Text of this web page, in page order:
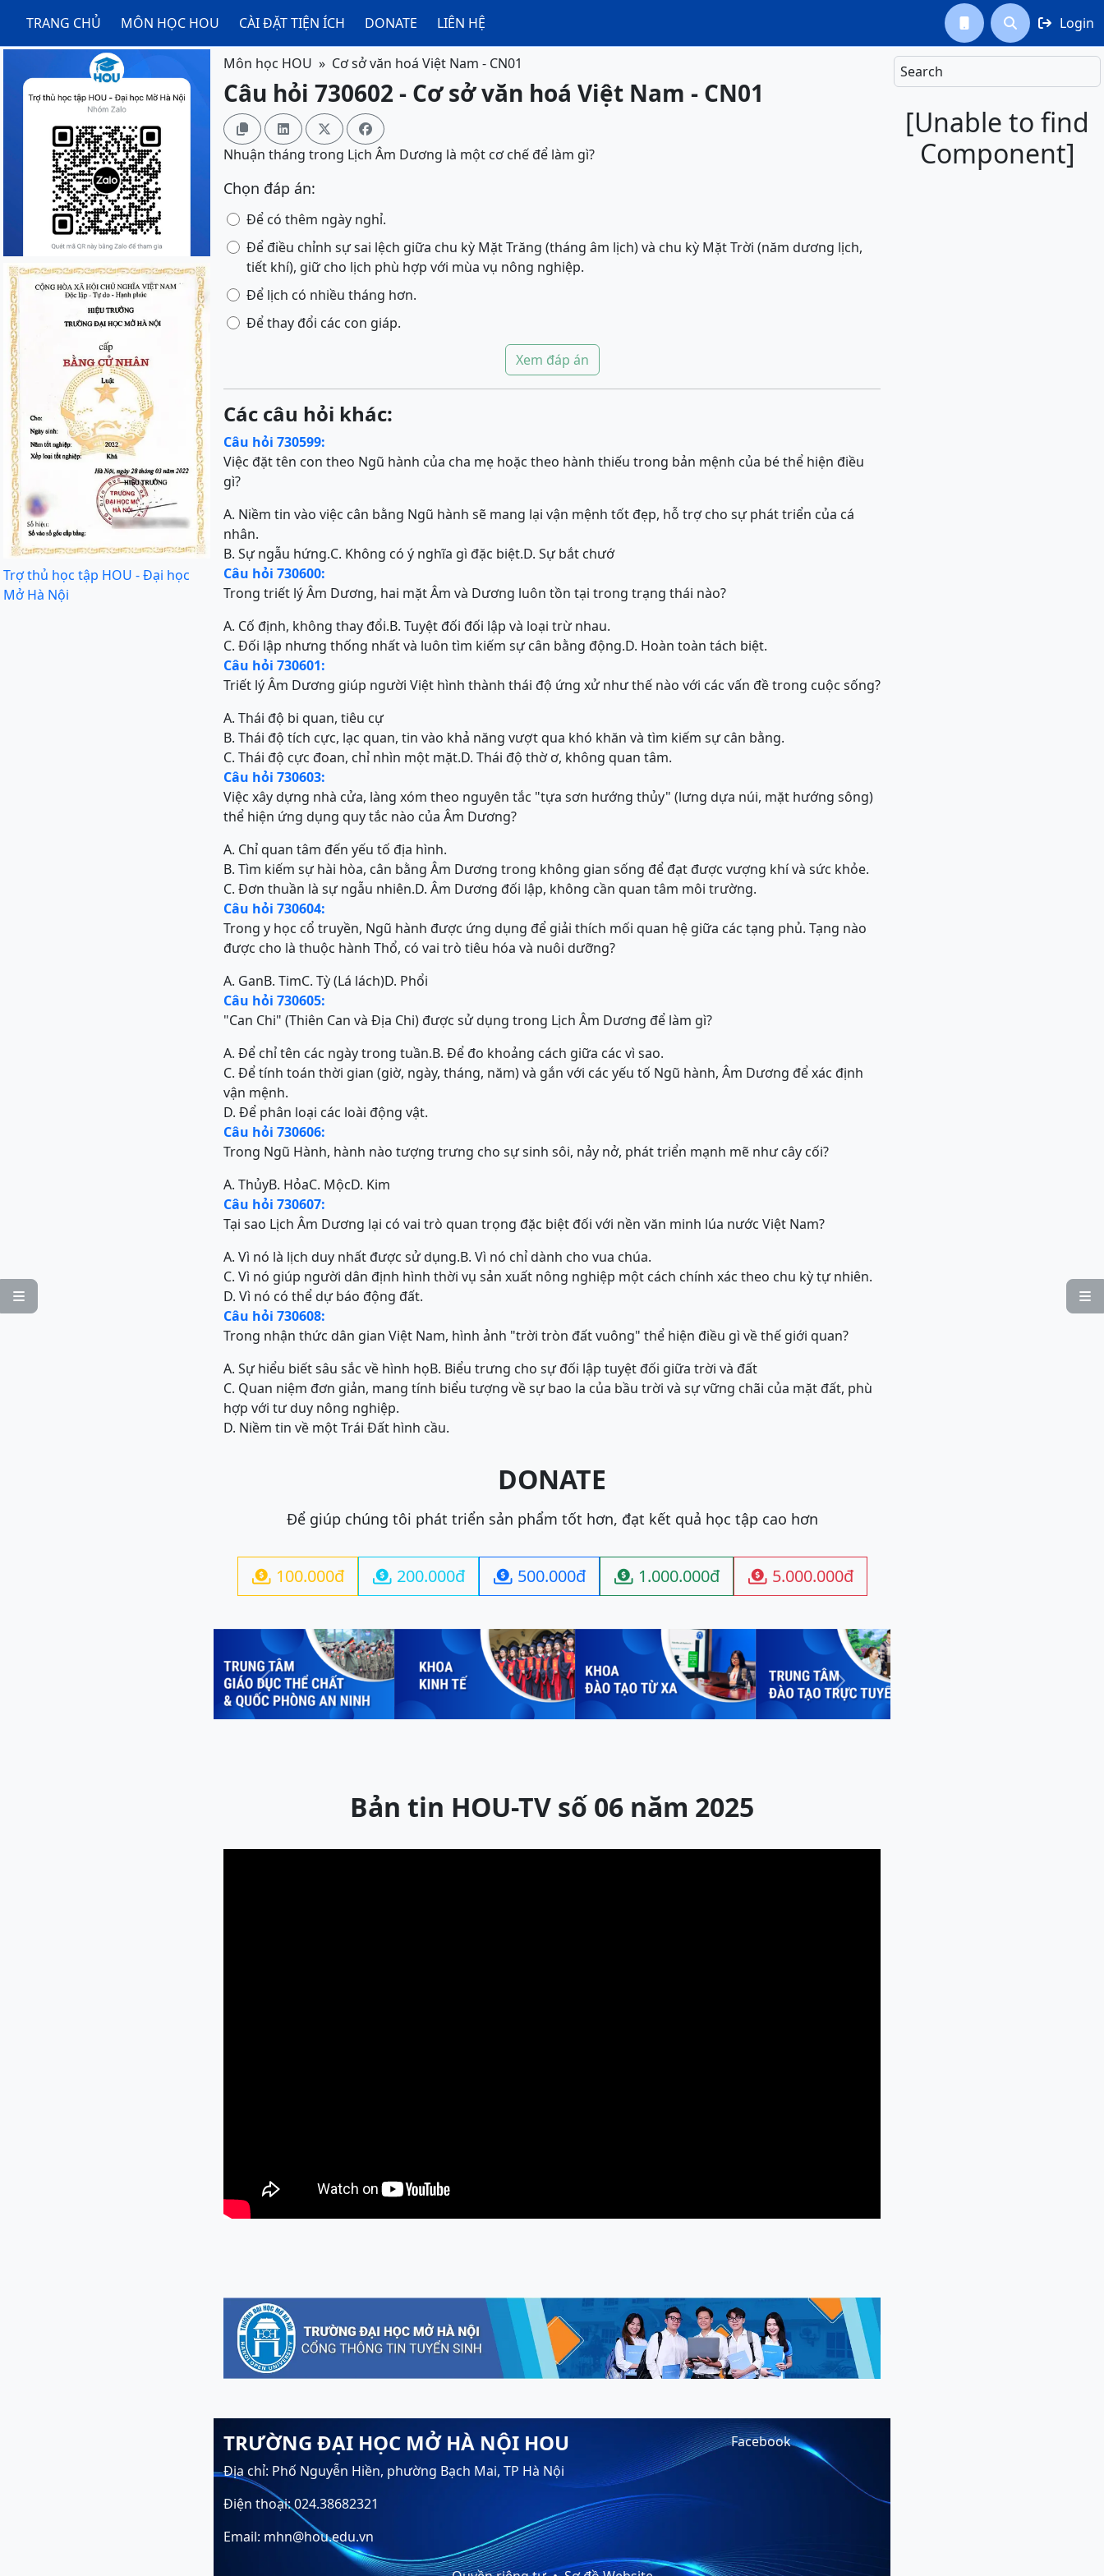
TRANG CHỦ MÔN HỌC HOU CÀI ĐẶT TIỆN ÍCH DONATE LIÊN HỆ   Login

Search
[Unable to find
Component]

Trợ thủ học tập HOU - Đại học
Mở Hà Nội
Môn học HOU Cơ sở văn hoá Việt Nam - CN01
Câu hỏi 730602 - Cơ sở văn hoá Việt Nam - CN01
   
Nhuận tháng trong Lịch Âm Dương là một cơ chế để làm gì?
Chọn đáp án:
Để có thêm ngày nghỉ.
Để điều chỉnh sự sai lệch giữa chu kỳ Mặt Trăng (tháng âm lịch) và chu kỳ Mặt Trời (năm dương lịch,
tiết khí), giữ cho lịch phù hợp với mùa vụ nông nghiệp.
Để lịch có nhiều tháng hơn.
Để thay đổi các con giáp.
Xem đáp án
Các câu hỏi khác:
Câu hỏi 730599:
Việc đặt tên con theo Ngũ hành của cha mẹ hoặc theo hành thiếu trong bản mệnh của bé thể hiện điều
gì?
A. Niềm tin vào việc cân bằng Ngũ hành sẽ mang lại vận mệnh tốt đẹp, hỗ trợ cho sự phát triển của cá
nhân.
B. Sự ngẫu hứng.C. Không có ý nghĩa gì đặc biệt.D. Sự bắt chướ
Câu hỏi 730600:
Trong triết lý Âm Dương, hai mặt Âm và Dương luôn tồn tại trong trạng thái nào?
A. Cố định, không thay đổi.B. Tuyệt đối đối lập và loại trừ nhau.
C. Đối lập nhưng thống nhất và luôn tìm kiếm sự cân bằng động.D. Hoàn toàn tách biệt.
Câu hỏi 730601:
Triết lý Âm Dương giúp người Việt hình thành thái độ ứng xử như thế nào với các vấn đề trong cuộc sống?
A. Thái độ bi quan, tiêu cự
B. Thái độ tích cực, lạc quan, tin vào khả năng vượt qua khó khăn và tìm kiếm sự cân bằng.
C. Thái độ cực đoan, chỉ nhìn một mặt.D. Thái độ thờ ơ, không quan tâm.
Câu hỏi 730603:
Việc xây dựng nhà cửa, làng xóm theo nguyên tắc "tựa sơn hướng thủy" (lưng dựa núi, mặt hướng sông)
thể hiện ứng dụng quy tắc nào của Âm Dương?
A. Chỉ quan tâm đến yếu tố địa hình.
B. Tìm kiếm sự hài hòa, cân bằng Âm Dương trong không gian sống để đạt được vượng khí và sức khỏe.
C. Đơn thuần là sự ngẫu nhiên.D. Âm Dương đối lập, không cần quan tâm môi trường.
Câu hỏi 730604:
Trong y học cổ truyền, Ngũ hành được ứng dụng để giải thích mối quan hệ giữa các tạng phủ. Tạng nào
được cho là thuộc hành Thổ, có vai trò tiêu hóa và nuôi dưỡng?
A. GanB. TimC. Tỳ (Lá lách)D. Phổi
Câu hỏi 730605:
"Can Chi" (Thiên Can và Địa Chi) được sử dụng trong Lịch Âm Dương để làm gì?
A. Để chỉ tên các ngày trong tuần.B. Để đo khoảng cách giữa các vì sao.
C. Để tính toán thời gian (giờ, ngày, tháng, năm) và gắn với các yếu tố Ngũ hành, Âm Dương để xác định
vận mệnh.
D. Để phân loại các loài động vật.
Câu hỏi 730606:
Trong Ngũ Hành, hành nào tượng trưng cho sự sinh sôi, nảy nở, phát triển mạnh mẽ như cây cối?
A. ThủyB. HỏaC. MộcD. Kim
Câu hỏi 730607:
Tại sao Lịch Âm Dương lại có vai trò quan trọng đặc biệt đối với nền văn minh lúa nước Việt Nam?
A. Vì nó là lịch duy nhất được sử dụng.B. Vì nó chỉ dành cho vua chúa.
C. Vì nó giúp người dân định hình thời vụ sản xuất nông nghiệp một cách chính xác theo chu kỳ tự nhiên.
D. Vì nó có thể dự báo động đất.
Câu hỏi 730608:
Trong nhận thức dân gian Việt Nam, hình ảnh "trời tròn đất vuông" thể hiện điều gì về thế giới quan?
A. Sự hiểu biết sâu sắc về hình họB. Biểu trưng cho sự đối lập tuyệt đối giữa trời và đất
C. Quan niệm đơn giản, mang tính biểu tượng về sự bao la của bầu trời và sự vững chãi của mặt đất, phù
hợp với tư duy nông nghiệp.
D. Niềm tin về một Trái Đất hình cầu.
DONATE
Để giúp chúng tôi phát triển sản phẩm tốt hơn, đạt kết quả học tập cao hơn
 100.000đ  200.000đ  500.000đ  1.000.000đ  5.000.000đ
Previous Next
Bản tin HOU-TV số 06 năm 2025
TRƯỜNG ĐẠI HỌC MỞ HÀ NỘI HOU
Địa chỉ: Phố Nguyễn Hiền, phường Bạch Mai, TP Hà Nội
Điện thoại: 024.38682321
Email: mhn@hou.edu.vn
Facebook